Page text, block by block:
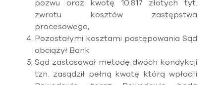
pozwu oraz kwotę 10.817 złotych tyt.
zwrotu kosztów zastępstwa
procesowego,
Pozostałymi kosztami postępowania Sąd
obciążył Bank
Sąd zastosował metodę dwóch kondykcji
tzn. zasądził pełną kwotę którą wpłacili